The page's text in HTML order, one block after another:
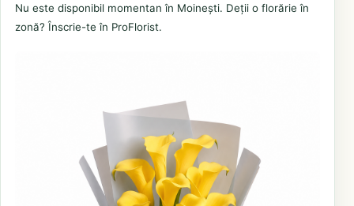
Nu este disponibil momentan în Moinești. Deții o florărie în
zonă? Înscrie-te în ProFlorist.